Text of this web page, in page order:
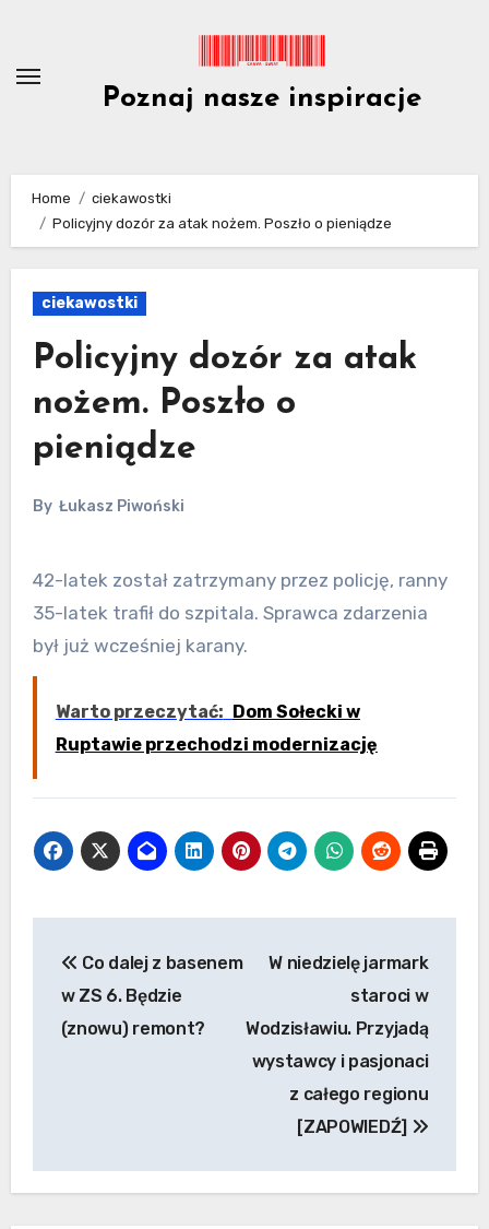
content
Poznaj nasze inspiracje
Home
ciekawostki
Policyjny dozór za atak nożem. Poszło o pieniądze
ciekawostki
Policyjny dozór za atak
nożem. Poszło o
pieniądze
By Łukasz Piwoński
42-latek został zatrzymany przez policję, ranny
35-latek trafił do szpitala. Sprawca zdarzenia
był już wcześniej karany.
Warto przeczytać: Dom Sołecki w
Ruptawie przechodzi modernizację
wpisu
Co dalej z basenem
w ZS 6. Będzie
(znowu) remont?
W niedzielę jarmark
staroci w
Wodzisławiu. Przyjadą
wystawcy i pasjonaci
z całego regionu
[ZAPOWIEDŹ]